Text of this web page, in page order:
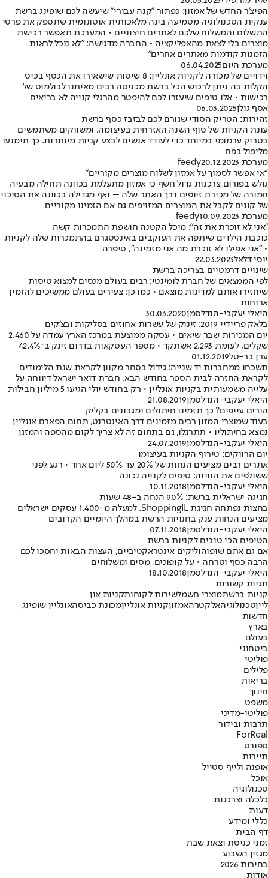
הפיצ'ר החדש של אמזון: כפתור "קנה עבורי" שיעשה לכם שופינג ברשת
ענקית הטכנולוגיה מטמיעה בינה מלאכותית אוטונומית שתספק את פרטי
התשלום והמשלוח שלכם לאתרים חיצוניים • המערכת תאפשר רכישת
מוצרים בלי לצאת מהאפליקציה • החברה מדגישה: "לא נוכל לראות
הזמנות קודמות מאתרים אחרים"
מערכת היום06.04.2025
וידויים של מכורה לקניות אונליין: 8 שיטות שישאירו את הכסף בכיס
הקלות בה ניתן לרכוש הכל ברשת מכניסה רבים מאיתנו לבולמוס של
רכישות • אלו טיפים שיעזרו לכם להיפטר מהרגלי קנייה לא בריאים
אסף גולן06.03.2025
זהירות: הטריק הסודי שגורם לכם לבזבז כסף ברשת
עונת הקניות של סוף השנה האזרחית בעיצומה, ומשווקים משתמשים
בטריק ערמומי במיוחד כדי לעודד אנשים לבצע קניות מיותרות. כך תימנעו
מליפול בפח
מערכת feedy 20.12.2023
“אי אפשר לסמוך על אמזון לשלוח מוצרים מקוריים"
גולש בפורום צרכנות גדול חשף כי אמזון מתעלמת בכוונה תחילה מבעיה
חמורה של מכירת זיופים דרך האתר שלה – ואף מגדילה בכוונה את הסיכוי
של קונים לקבל את המוצרים המזויפים גם אם הזמינו מקוריים
מערכת feedy 10.09.2023
"אני לא זוכרת את זה": מיכל הקטנה חושפת התמכרות קשה
כוכבת הילדים שיתפה את העוקבים באינסטגרם בהתמכרות שלה לקניות
• "אני אפילו לא זוכרת מה אני מזמינה", סיפרה
יוסי דלאל22.03.2023
שינויים דרמטיים בצריכה ברשת
לפי הממצאים של חברת לומינטי: רבים בעולם מנסים למצוא טיסות
שיחזירו אותם למדינות מוצאם • כמו כן: צעירים בעולם ממשיכים להזמין
ארוחות
היאלי יעקבי-הנדלסמן30.03.2020
בלאק פריידיי 2019: זינוק של עשרות אחוזים בסליקות ובצ'קים
יום המכירות שבר שיאים • עסקה ממוצעת במרכז הארץ עמדה על 2,460
שקלים, לעומת 2,293 אשתקד • מספר העסקאות בדרום זינק ב־42.4%
ערן בר-טל01.12.2019
תשכחו ממחברות יד שנייה: גידול בסחר מקוון לקראת שנת הלימודים
לקראת החזרה לבית הספר בחודש הבא, חברת דואר ישראל דיווחה על
עלייה משמעותית בקניות אונליין • רק בחודש יולי הגיעו 5 מיליון חבילות
היאלי יעקבי-הנדלסמן21.08.2019
הורים עייפים? כך תזמינו חיתולים ומגבונים בקליק
בעוד שמוצרי המזון רבים מזמינים דרך האינטרנט, תחום הפארם אונליין
נמצא בחיתוליו • תתרגלו, גם בתחום זה לא צריך לקום מהספה והמזגן
היאלי יעקבי-הנדלסמן24.07.2019
יום הרווקים: טירוף הקניות בעיצומו
אתרים רבים מציעים הנחות של 20% עד 50% ליום אחד • רגע לפני
ששולפים את הוויזה: טיפים לקנייה נכונה
היאלי יעקבי-הנדלסמן10.11.2018
חגיגה ישראלית ברשת: 90% הנחה ב-48 שעות
בחצות נפתחה חגיגת ShoppingIL. למעלה מ-1,400 עסקים ישראלים
מציעים הנחות ענק בחנויות הרשת במהלך היומיים הקרובים
היאלי יעקבי-הנדלסמן07.11.2018
הטיפים הכי טובים לקניות ברשת
אם גם אתם שופוהוליקים אינטראקטיביים, העצות הבאות יחסכו לכם
הרבה כסף וטרחה • על קופונים, מסים ומשלוחים
היאלי יעקבי-הנדלסמן18.10.2018
תגיות קשורות
קניות ברשתמוצרי חשמלשירות לקוחותקניות און
לייןטכנולוגיהאלקטרהאמזוןקניות אונלייןמכונת כביסהאונליין שופינג
חדשות
בארץ
בעולם
ביטחוני
פוליטי
פלילים
בריאות
חינוך
משפט
פוליטי-מדיני
תרבות ובידור
ForReal
ספורט
תיירות
אופנה ולייף סטייל
אוכל
טכנולוגיה
כלכלה וצרכנות
דעות
כללי ומידע
דף הבית
זמני כניסת וצאת שבת
מגזין השבוע
בחירות 2026
אודות